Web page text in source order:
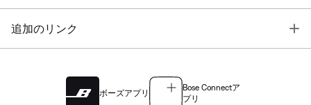
追加のリンク
ボーズアプリ
Bose Connectア
プリ